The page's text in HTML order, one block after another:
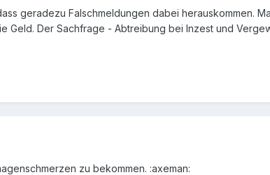
geradezu Falschmeldungen dabei herauskommen.
Geld. Der Sachfrage - Abtreibung bei Inzest und
zu bekommen. :axeman: